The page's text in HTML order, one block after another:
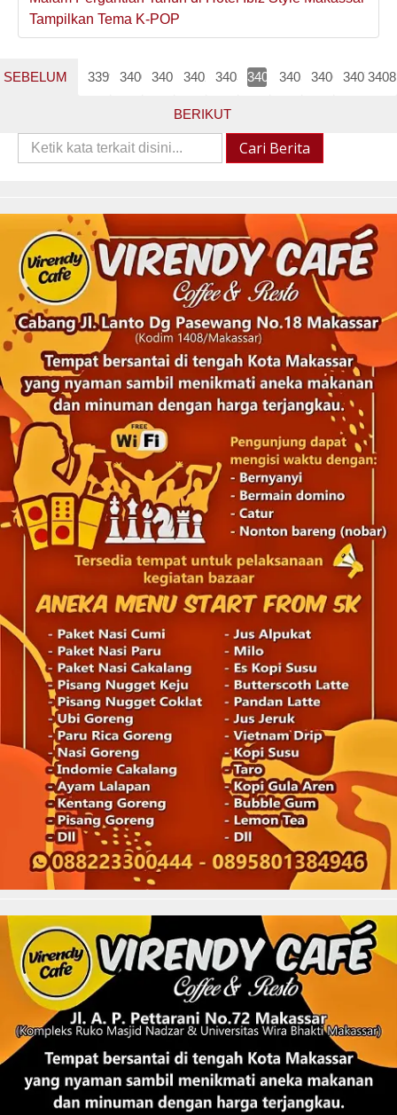
Tampilkan Tema K-POP
SEBELUM 3399 3400 3401 3402 3403 3404 3405 3406 34073408
BERIKUT
Cari
Berita::
Cari Berita